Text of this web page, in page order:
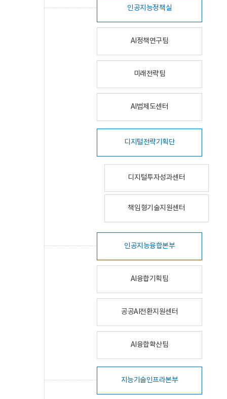
인공지능정책실
AI정책연구팀
미래전략팀
AI법제도센터
디지털전략기획단
디지털투자성과센터
책임형기술지원센터
인공지능융합본부
AI융합기획팀
공공AI전환지원센터
AI융합확산팀
지능기술인프라본부